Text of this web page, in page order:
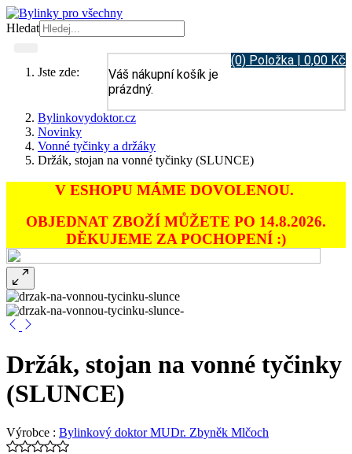
Hledat
(0) Položka | 0,00 Kč
Váš nákupní košík je
prázdný.
Jste zde:
Bylinkovydoktor.cz
Novinky
Vonné tyčinky a držáky
Držák, stojan na vonné tyčinky (SLUNCE)
V ESHOPU MÁME DOVOLENOU.
OBJEDNAT ZBOŽÍ MŮŽETE PO 14.8.2026.
DĚKUJEME ZA POCHOPENÍ :)
Držák, stojan na vonné tyčinky
(SLUNCE)
Výrobce : Bylinkový doktor MUDr. Zbyněk Mlčoch